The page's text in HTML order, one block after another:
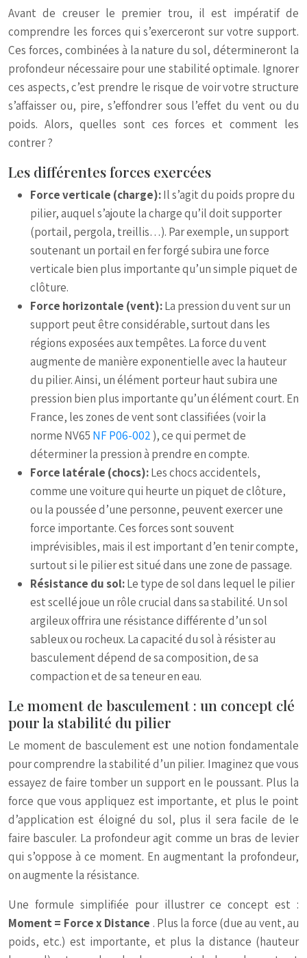
Avant de creuser le premier trou, il est impératif de
comprendre les forces qui s’exerceront sur votre support.
Ces forces, combinées à la nature du sol, détermineront la
profondeur nécessaire pour une stabilité optimale. Ignorer
ces aspects, c’est prendre le risque de voir votre structure
s’affaisser ou, pire, s’effondrer sous l’effet du vent ou du
poids. Alors, quelles sont ces forces et comment les
contrer ?
Les différentes forces exercées
Force verticale (charge):Il s’agit du poids propre du
pilier, auquel s’ajoute la charge qu’il doit supporter
(portail, pergola, treillis…). Par exemple, un support
soutenant un portail en fer forgé subira une force
verticale bien plus importante qu’un simple piquet de
clôture.
Force horizontale (vent):La pression du vent sur un
support peut être considérable, surtout dans les
régions exposées aux tempêtes. La force du vent
augmente de manière exponentielle avec la hauteur
du pilier. Ainsi, un élément porteur haut subira une
pression bien plus importante qu’un élément court. En
France, les zones de vent sont classifiées (voir la
norme NV65 NF P06-002 ), ce qui permet de
déterminer la pression à prendre en compte.
Force latérale (chocs):Les chocs accidentels,
comme une voiture qui heurte un piquet de clôture,
ou la poussée d’une personne, peuvent exercer une
force importante. Ces forces sont souvent
imprévisibles, mais il est important d’en tenir compte,
surtout si le pilier est situé dans une zone de passage.
Résistance du sol:Le type de sol dans lequel le pilier
est scellé joue un rôle crucial dans sa stabilité. Un sol
argileux offrira une résistance différente d’un sol
sableux ou rocheux. La capacité du sol à résister au
basculement dépend de sa composition, de sa
compaction et de sa teneur en eau.
Le moment de basculement : un concept clé
pour la stabilité du pilier
Le moment de basculement est une notion fondamentale
pour comprendre la stabilité d’un pilier. Imaginez que vous
essayez de faire tomber un support en le poussant. Plus la
force que vous appliquez est importante, et plus le point
d’application est éloigné du sol, plus il sera facile de le
faire basculer. La profondeur agit comme un bras de levier
qui s’oppose à ce moment. En augmentant la profondeur,
on augmente la résistance.
Une formule simplifiée pour illustrer ce concept est :
Moment = Force x Distance . Plus la force (due au vent, au
poids, etc.) est importante, et plus la distance (hauteur